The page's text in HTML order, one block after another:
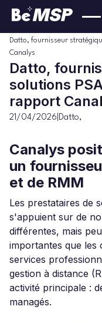
Datto, fournisseur
Canalys
Datto,
solutions
rapport
21/04/2026 Datto,
Canalys
un
et de RMM
Les prestataires de
s'appuient sur de
différentes, mais
importantes que les
services
gestion à distance
activité principale :
managés.